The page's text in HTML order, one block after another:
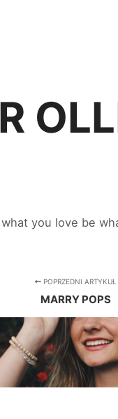
you love be
POPRZEDNI ARTYKUŁ
MARRY POPS